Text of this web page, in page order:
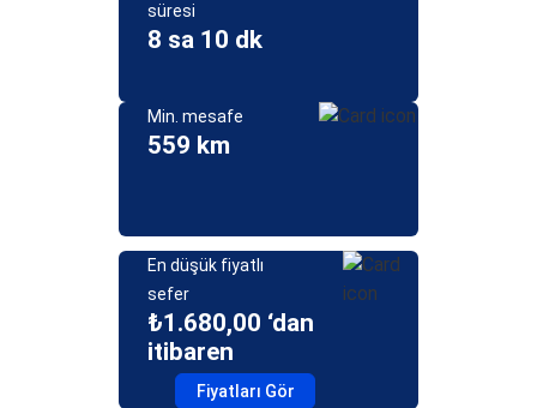
süresi
8 sa 10 dk
Min. mesafe
559 km
En düşük fiyatlı
sefer
₺1.680,00 ‘dan
itibaren
Fiyatları Gör